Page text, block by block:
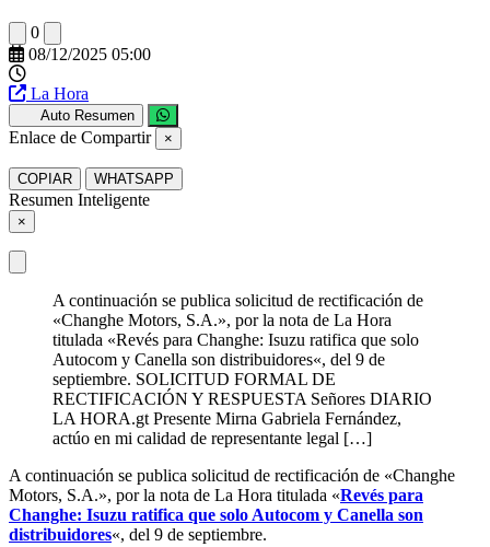
0
08/12/2025 05:00
La Hora
Auto Resumen
Enlace de Compartir ×
COPIAR WHATSAPP
Resumen Inteligente
×
A continuación se publica solicitud de rectificación de
«Changhe Motors, S.A.», por la nota de La Hora
titulada «Revés para Changhe: Isuzu ratifica que solo
Autocom y Canella son distribuidores«, del 9 de
septiembre. SOLICITUD FORMAL DE
RECTIFICACIÓN Y RESPUESTA Señores DIARIO
LA HORA.gt Presente Mirna Gabriela Fernández,
actúo en mi calidad de representante legal […]
A continuación se publica solicitud de rectificación de «Changhe
Motors, S.A.», por la nota de La Hora titulada «Revés para
Changhe: Isuzu ratifica que solo Autocom y Canella son
distribuidores«, del 9 de septiembre.